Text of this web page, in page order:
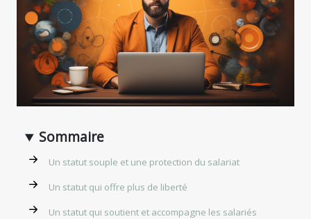
Sommaire
Un statut souple et une protection du salariat
Un statut qui offre plus de liberté
Un statut qui soutient et accompagne les salariés